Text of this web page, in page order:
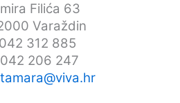
Filića 63
Varaždin
312 885
206 247
tamara@viva.hr